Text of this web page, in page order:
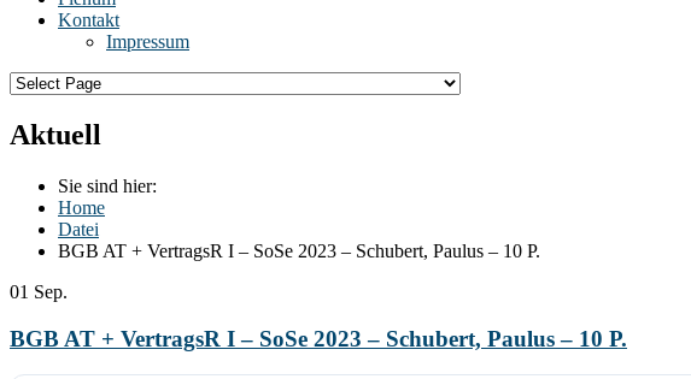
Kontakt
Impressum
Aktuell
Sie sind hier:
Home
Datei
BGB AT + VertragsR I – SoSe 2023 – Schubert, Paulus – 10 P.
01 Sep.
BGB AT + VertragsR I – SoSe 2023 – Schubert, Paulus – 10 P.